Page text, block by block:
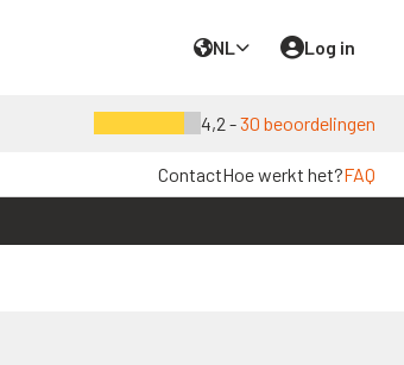
NL Log in
4,2 -30 beoordelingen
ContactHoe werkt het?FAQ